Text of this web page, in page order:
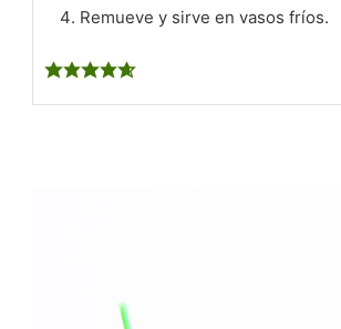
Remueve y sirve en vasos fríos.